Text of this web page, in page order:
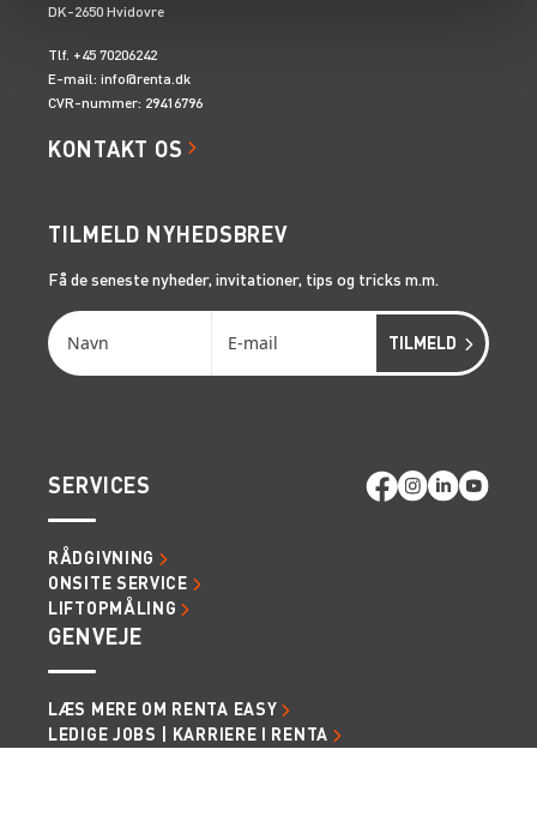
DK-2650 Hvidovre
Tlf. +45 70206242
E-mail: info@renta.dk
CVR-nummer: 29416796
KONTAKT OS
TILMELD NYHEDSBREV
Få de seneste nyheder, invitationer, tips og tricks m.m.
SERVICES
RÅDGIVNING
ONSITE SERVICE
LIFTOPMÅLING
GENVEJE
LÆS MERE OM RENTA EASY
LEDIGE JOBS | KARRIERE I RENTA